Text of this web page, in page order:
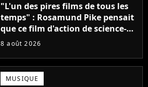
"L'un des pires films de tous les
temps" : Rosamund Pike pensait
que ce film d'action de science-
fiction avec Dwayne Johnson
8 août 2026
MUSIQUE